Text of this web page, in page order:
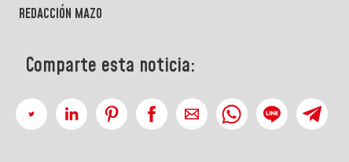
REDACCIÓN MAZO
Comparte esta noticia: